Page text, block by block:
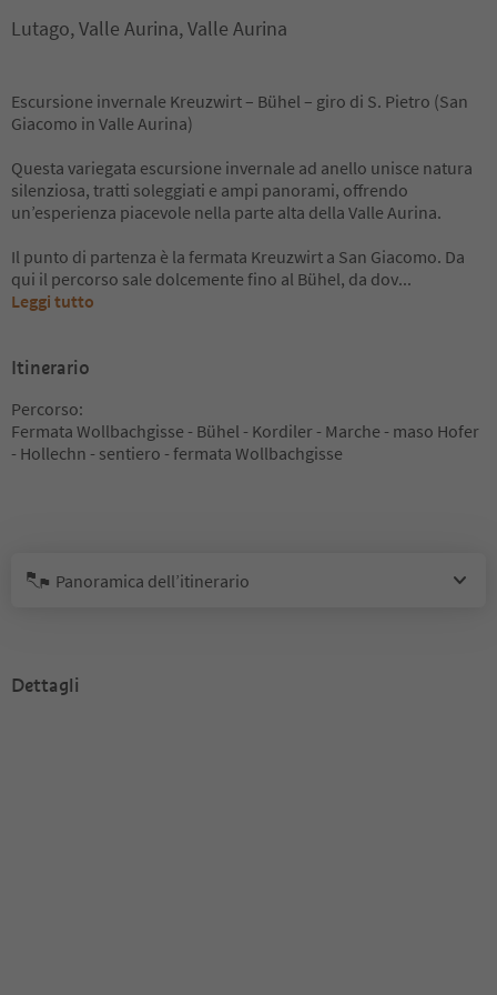
Lutago, Valle Aurina, Valle Aurina
Escursione invernale Kreuzwirt – Bühel – giro di S. Pietro (San
Giacomo in Valle Aurina)
Questa variegata escursione invernale ad anello unisce natura
silenziosa, tratti soleggiati e ampi panorami, offrendo
un’esperienza piacevole nella parte alta della Valle Aurina.
Il punto di partenza è la fermata Kreuzwirt a San Giacomo. Da
qui il percorso sale dolcemente fino al Bühel, da dov...
Leggi tutto
Itinerario
Percorso:
Fermata Wollbachgisse - Bühel - Kordiler - Marche - maso Hofer
- Hollechn - sentiero - fermata Wollbachgisse
Panoramica dell’itinerario
Dettagli